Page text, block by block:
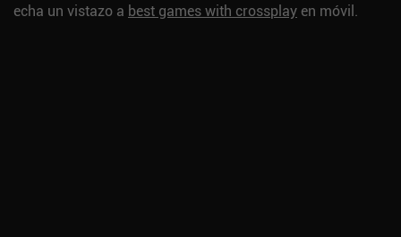
echa un vistazo a best games with crossplay en móvil.